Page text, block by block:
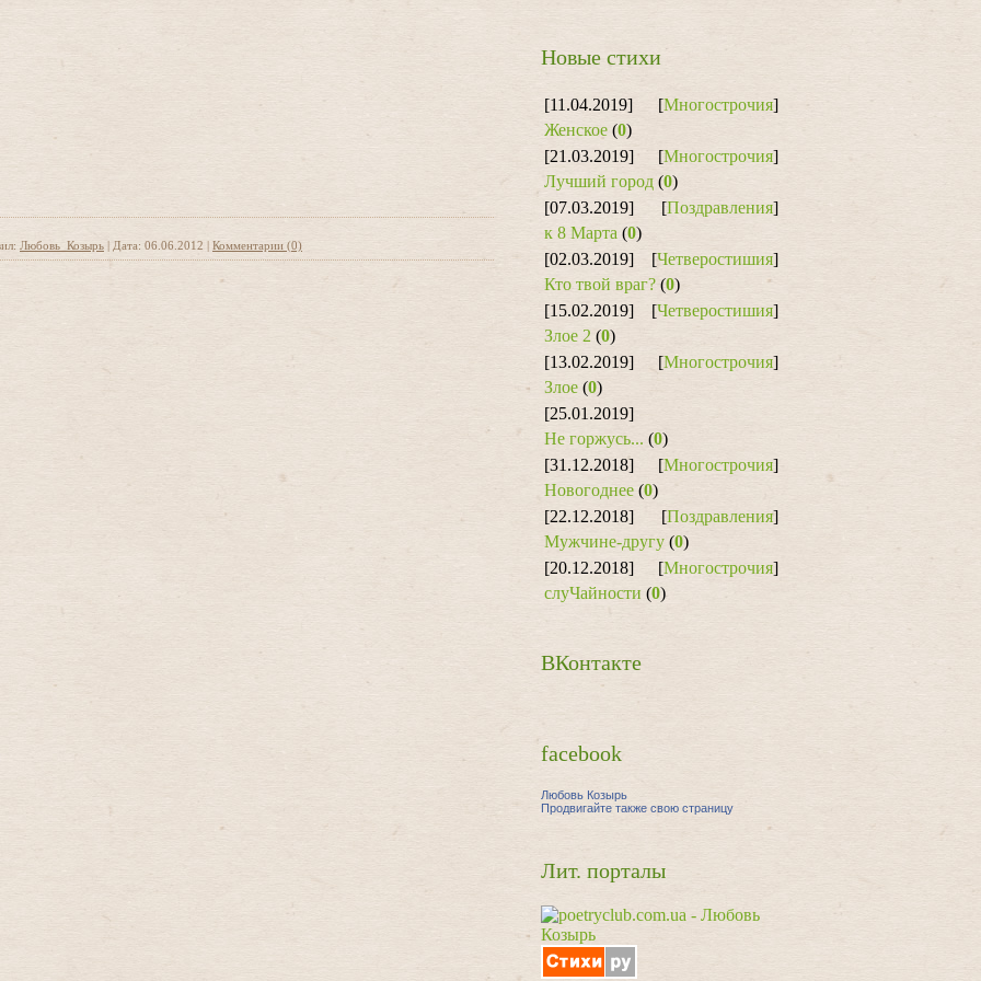
Любовь_Козырь | Дата: 06.06.2012 | Комментарии (0)
Новые стихи
[11.04.2019] [Многострочия]
Женское (0)
[21.03.2019]
[Многострочия]
Лучший город (0)
[07.03.2019]
[Поздравления]
к 8 Марта (0)
[02.03.2019]
[Четверостишия]
Кто твой враг? (0)
[15.02.2019]
[Четверостишия]
Злое 2 (0)
[13.02.2019]
[Многострочия]
Злое (0)
[25.01.2019]
Не горжусь... (0)
[31.12.2018]
[Многострочия]
Новогоднее (0)
[22.12.2018]
[Поздравления]
Мужчине-другу (0)
[20.12.2018]
[Многострочия]
слуЧайности (0)
ВКонтакте
facebook
Любовь Козырь
Продвигайте также свою страницу
Лит. порталы